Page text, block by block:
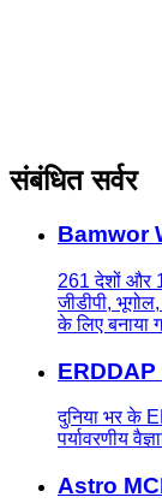
संबंधित सर्वर
Bamwor
261 देशों और
जीडीपी,
के लिए बनाया
दुनिया भर के
पर्यावरणीय
Astro